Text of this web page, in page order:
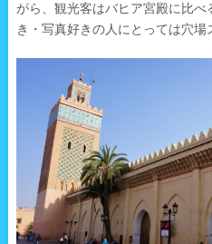
がら、観光客はバヒア宮殿に比
き・写真好きの人にとっては穴場